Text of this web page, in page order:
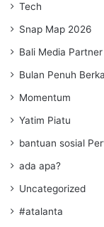
Tech
Snap Map 2026
Bali Media Partner
Bulan Penuh
Momentum
Yatim Piatu
bantuan sosial
ada apa?
Uncategorized
#atalanta